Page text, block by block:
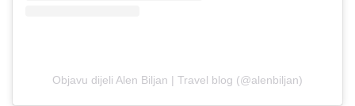
Objavu dijeli Alen Biljan | Travel blog (@alenbiljan)